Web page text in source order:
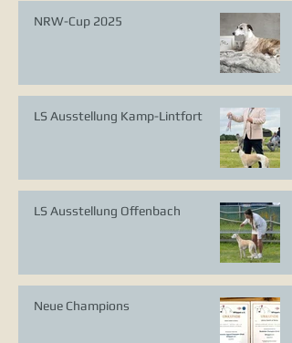
NRW-Cup 2025
LS Ausstellung Kamp-Lintfort
LS Ausstellung Offenbach
Neue Champions